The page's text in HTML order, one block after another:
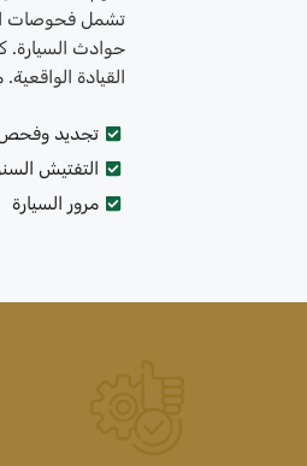
تشمل فحوصات
حوادث السيارة.
القيادة
تجديد وفحص
التفتيش
مرور السيارة